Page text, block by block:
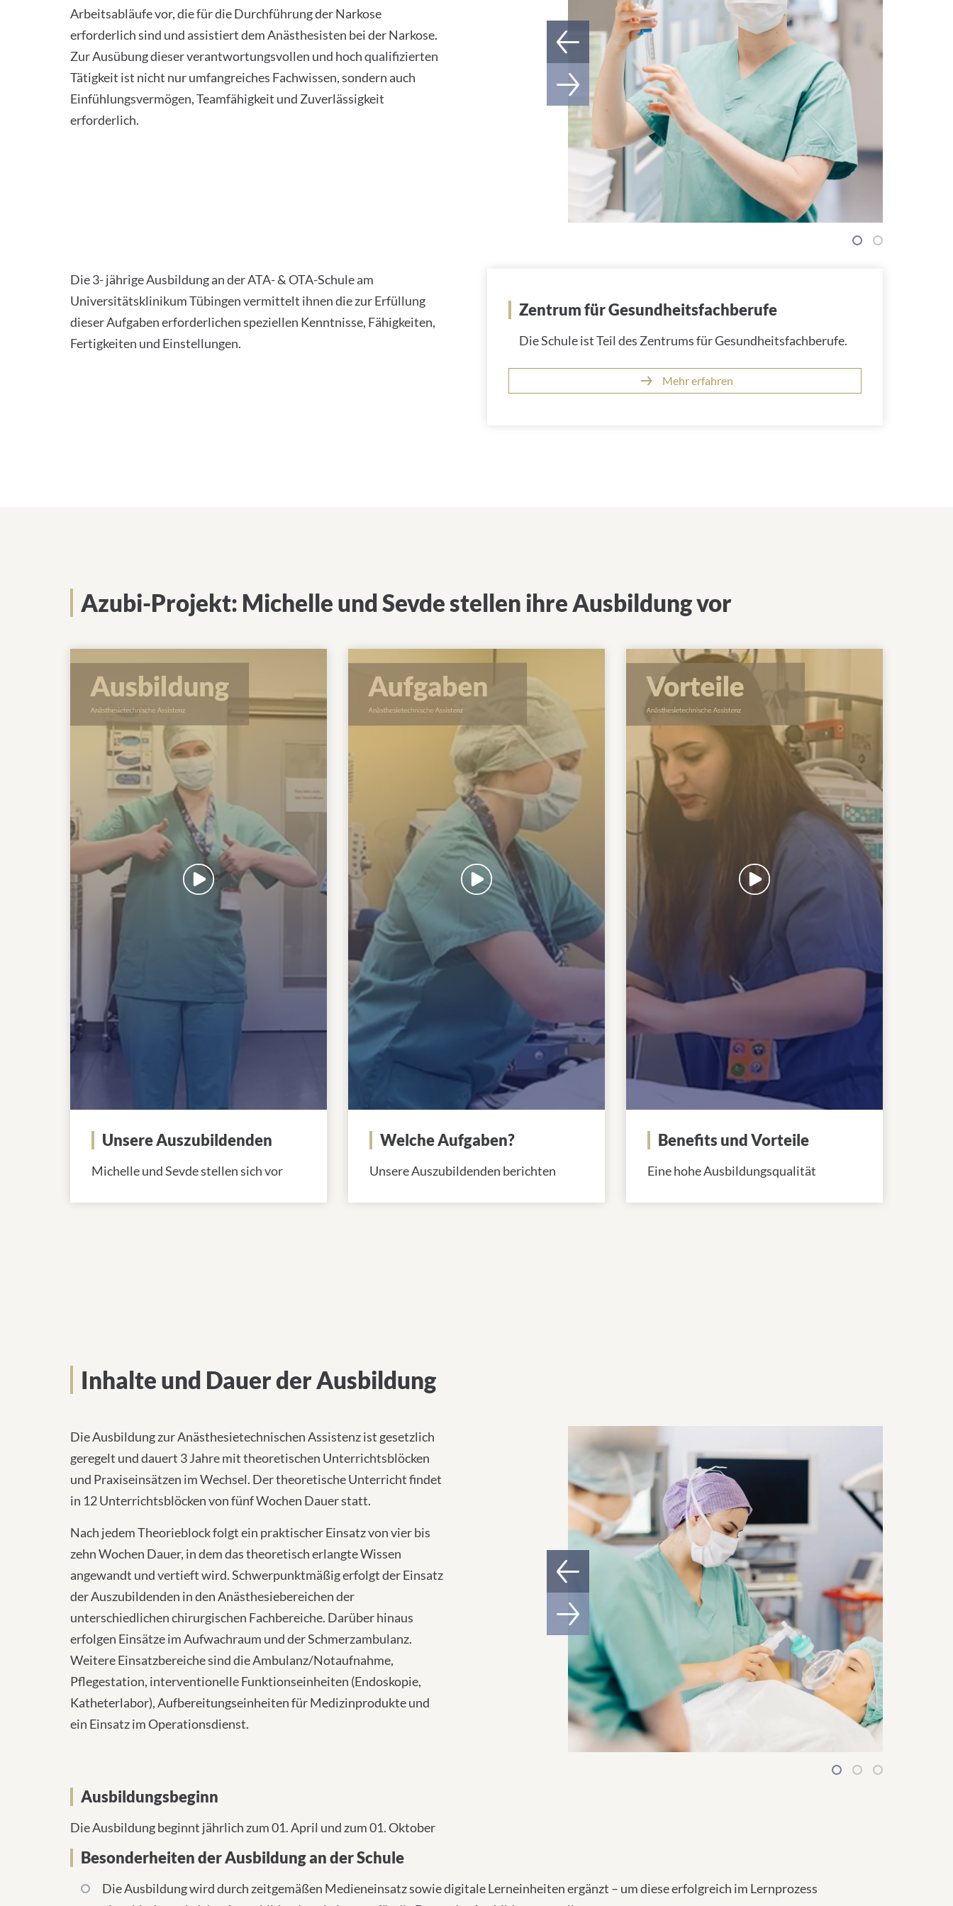
Arbeitsabläufe vor, die für die Durchführung der Narkose
erforderlich sind und assistiert dem Anästhesisten bei der Narkose.
Zur Ausübung dieser verantwortungsvollen und hoch qualifizierten
Tätigkeit ist nicht nur umfangreiches Fachwissen, sondern auch
Einfühlungsvermögen, Teamfähigkeit und Zuverlässigkeit
erforderlich.
1 2
Die 3- jährige Ausbildung an der ATA- & OTA-Schule am
Universitätsklinikum Tübingen vermittelt ihnen die zur Erfüllung
dieser Aufgaben erforderlichen speziellen Kenntnisse, Fähigkeiten,
Fertigkeiten und Einstellungen.
Zentrum für Gesundheitsfachberufe
Die Schule ist Teil des Zentrums für Gesundheitsfachberufe.
Mehr erfahren
Azubi-Projekt: Michelle und Sevde stellen ihre Ausbildung vor
Unsere Auszubildenden
Michelle und Sevde stellen sich vor
Welche Aufgaben?
Unsere Auszubildenden berichten
Benefits und Vorteile
Eine hohe Ausbildungsqualität
Inhalte und Dauer der Ausbildung
Die Ausbildung zur Anästhesietechnischen Assistenz ist gesetzlich
geregelt und dauert 3 Jahre mit theoretischen Unterrichtsblöcken
und Praxiseinsätzen im Wechsel. Der theoretische Unterricht findet
in 12 Unterrichtsblöcken von fünf Wochen Dauer statt.
Nach jedem Theorieblock folgt ein praktischer Einsatz von vier bis
zehn Wochen Dauer, in dem das theoretisch erlangte Wissen
angewandt und vertieft wird. Schwerpunktmäßig erfolgt der Einsatz
der Auszubildenden in den Anästhesiebereichen der
unterschiedlichen chirurgischen Fachbereiche. Darüber hinaus
erfolgen Einsätze im Aufwachraum und der Schmerzambulanz.
Weitere Einsatzbereiche sind die Ambulanz/Notaufnahme,
Pflegestation, interventionelle Funktionseinheiten (Endoskopie,
Katheterlabor), Aufbereitungseinheiten für Medizinprodukte und
ein Einsatz im Operationsdienst.
1 2 3
Ausbildungsbeginn
Die Ausbildung beginnt jährlich zum 01. April und zum 01. Oktober
Besonderheiten der Ausbildung an der Schule
Die Ausbildung wird durch zeitgemäßen Medieneinsatz sowie digitale Lerneinheiten ergänzt – um diese erfolgreich im Lernprozess